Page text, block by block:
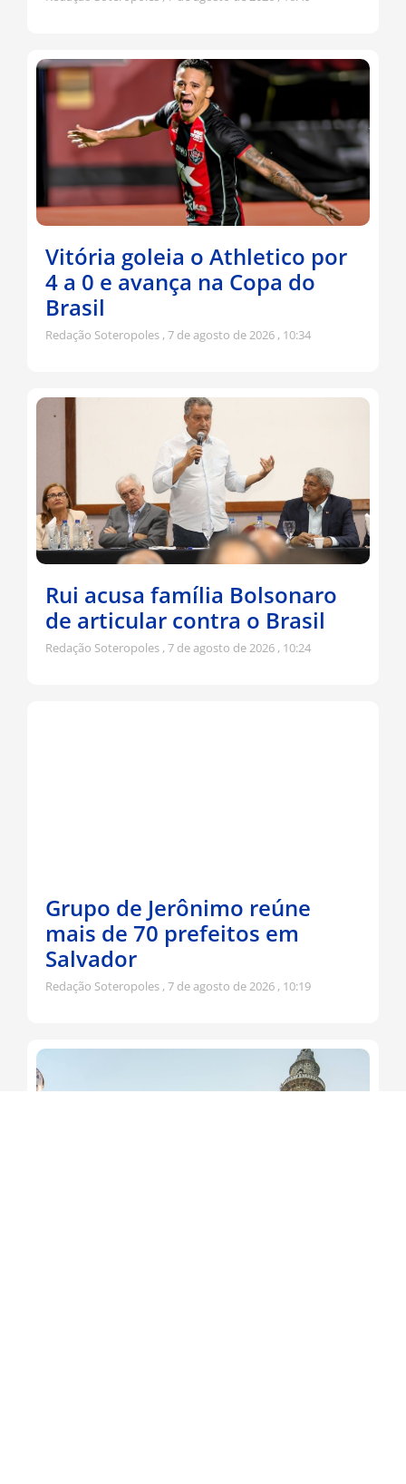
Vitória goleia o Athletico por
4 a 0 e avança na Copa do
Brasil
Redação Soteropoles 7 de agosto de 2026 10:34
Rui acusa família Bolsonaro
de articular contra o Brasil
Redação Soteropoles 7 de agosto de 2026 10:24
Grupo de Jerônimo reúne
mais de 70 prefeitos em
Salvador
Redação Soteropoles 7 de agosto de 2026 10:19